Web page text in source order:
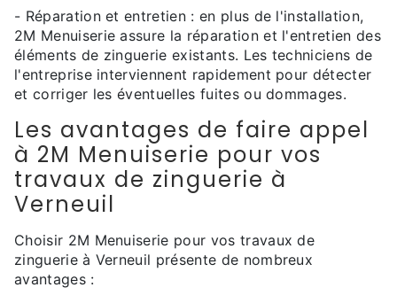
- Réparation et entretien : en plus de l'installation,
2M Menuiserie assure la réparation et l'entretien des
éléments de zinguerie existants. Les techniciens de
l'entreprise interviennent rapidement pour détecter
et corriger les éventuelles fuites ou dommages.
Les avantages de faire appel
à 2M Menuiserie pour vos
travaux de zinguerie à
Verneuil
Choisir 2M Menuiserie pour vos travaux de
zinguerie à Verneuil présente de nombreux
avantages :